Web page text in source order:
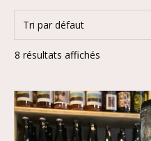
8 résultats affichés